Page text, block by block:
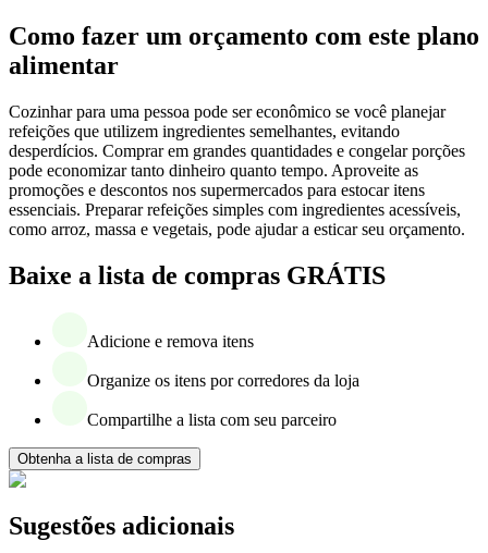
Como fazer um orçamento com este plano
alimentar
Cozinhar para uma pessoa pode ser econômico se você planejar
refeições que utilizem ingredientes semelhantes, evitando
desperdícios. Comprar em grandes quantidades e congelar porções
pode economizar tanto dinheiro quanto tempo. Aproveite as
promoções e descontos nos supermercados para estocar itens
essenciais. Preparar refeições simples com ingredientes acessíveis,
como arroz, massa e vegetais, pode ajudar a esticar seu orçamento.
Baixe a lista de compras GRÁTIS
Adicione e remova itens
Organize os itens por corredores da loja
Compartilhe a lista com seu parceiro
Obtenha a lista de compras
Sugestões adicionais